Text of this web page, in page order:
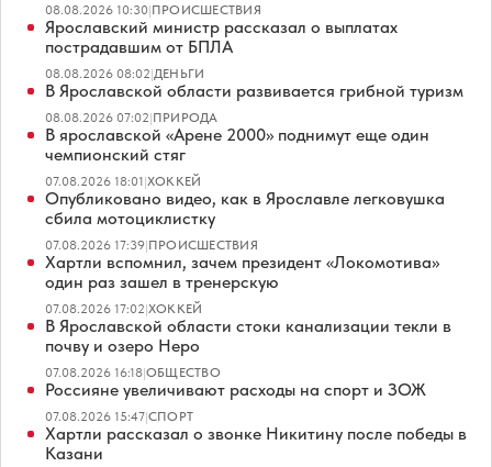
08.08.2026 10:30|ПРОИСШЕСТВИЯ
Ярославский министр рассказал о выплатах
пострадавшим от БПЛА
08.08.2026 08:02|ДЕНЬГИ
В Ярославской области развивается грибной туризм
08.08.2026 07:02|ПРИРОДА
В ярославской «Арене 2000» поднимут еще один
чемпионский стяг
07.08.2026 18:01|ХОККЕЙ
Опубликовано видео, как в Ярославле легковушка
сбила мотоциклистку
07.08.2026 17:39|ПРОИСШЕСТВИЯ
Хартли вспомнил, зачем президент «Локомотива»
один раз зашел в тренерскую
07.08.2026 17:02|ХОККЕЙ
В Ярославской области стоки канализации текли в
почву и озеро Неро
07.08.2026 16:18|ОБЩЕСТВО
Россияне увеличивают расходы на спорт и ЗОЖ
07.08.2026 15:47|СПОРТ
Хартли рассказал о звонке Никитину после победы в
Казани